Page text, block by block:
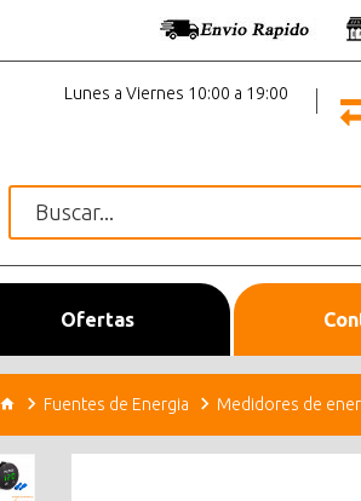
Lunes a Viernes 10:00 a 19:00
Ofertas
Fuentes de Energia Medidores de